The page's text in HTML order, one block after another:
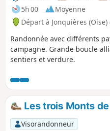
5h 00
Moyenne
Départ à Jonquières (Oise)
Randonnée avec différents
campagne. Grande boucle
sentiers et verdure.
Les trois Monts
Visorandonneur